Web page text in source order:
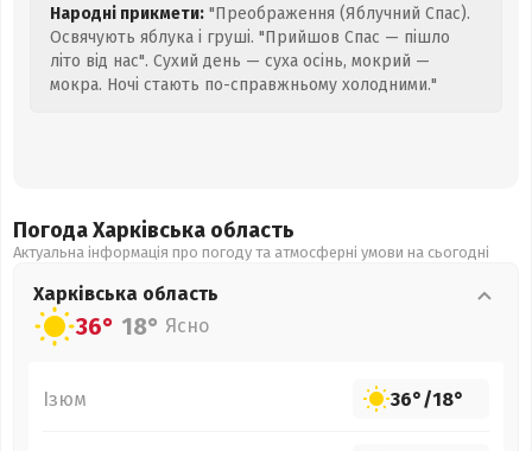
Народні прикмети: "Преображення (Яблучний Спас).
Освячують яблука і груші. "Прийшов Спас — пішло
літо від нас". Сухий день — суха осінь, мокрий —
мокра. Ночі стають по-справжньому холодними."
Погода Харківська область
Актуальна інформація про погоду та атмосферні умови на сьогодні
Харківська область
36° 18° Ясно
Ізюм 36°/18°